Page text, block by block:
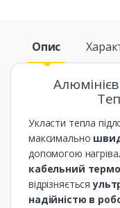
Опис
Укласти тепла
максимально
допомогою
кабельний
відрізняється
надійністю в